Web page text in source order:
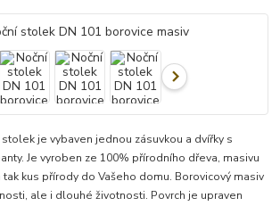
je vybaven jednou zásuvkou a dvířky s
Je vyroben ze 100% přírodního dřeva, masivu
tak kus přírody do Vašeho domu. Borovicový masiv
ale i dlouhé životnosti. Povrch je upraven